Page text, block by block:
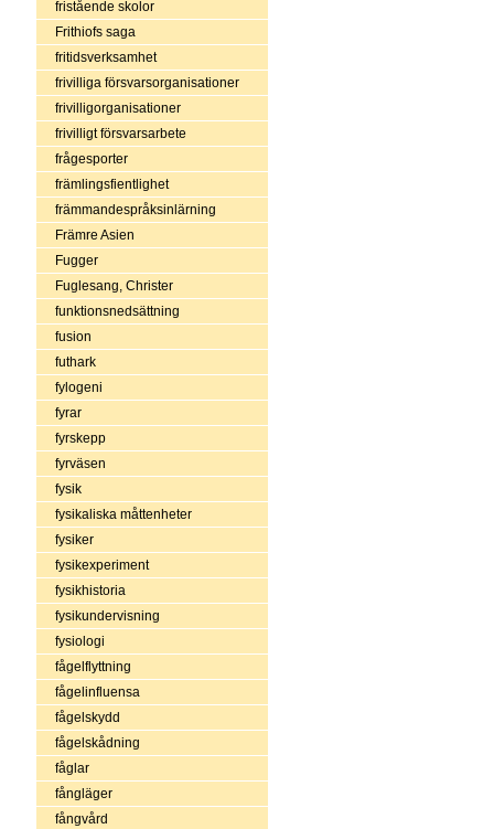
fristående skolor
Frithiofs saga
fritidsverksamhet
frivilliga försvarsorganisationer
frivilligorganisationer
frivilligt försvarsarbete
frågesporter
främlingsfientlighet
främmandespråksinlärning
Främre Asien
Fugger
Fuglesang, Christer
funktionsnedsättning
fusion
futhark
fylogeni
fyrar
fyrskepp
fyrväsen
fysik
fysikaliska måttenheter
fysiker
fysikexperiment
fysikhistoria
fysikundervisning
fysiologi
fågelflyttning
fågelinfluensa
fågelskydd
fågelskådning
fåglar
fångläger
fångvård